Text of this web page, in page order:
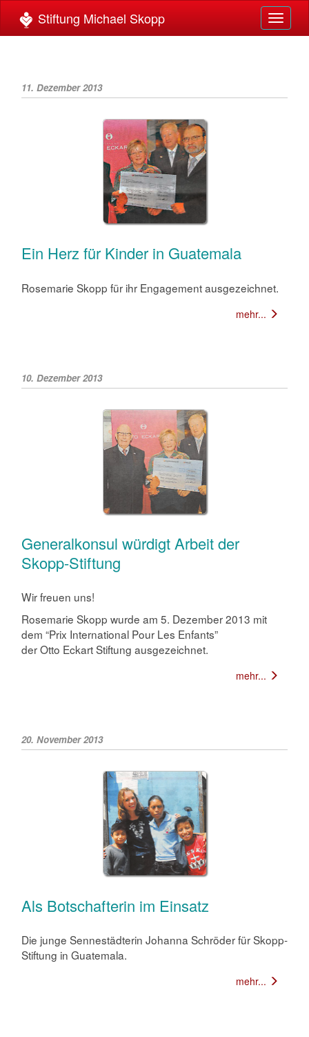
Toggle
11. Dezember 2013
Ein Herz für Kinder in Guatemala
Rosemarie Skopp für ihr Engagement ausgezeichnet.
mehr...
10. Dezember 2013
Generalkonsul würdigt Arbeit der
Skopp-Stiftung
Wir freuen uns!
Rosemarie Skopp wurde am 5. Dezember 2013 mit
dem “Prix International Pour Les Enfants”
der Otto Eckart Stiftung ausgezeichnet.
mehr...
20. November 2013
Als Botschafterin im Einsatz
Die junge Sennestädterin Johanna Schröder für Skopp-
Stiftung in Guatemala.
mehr...